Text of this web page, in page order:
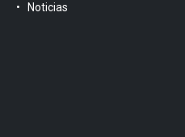
Noticias